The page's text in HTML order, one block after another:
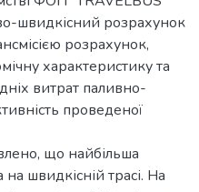
швидкісний розрахунок
розрахунок,
характеристику та
витрат паливно-
проведеної
що найбільша
на швидкісній трасі. На